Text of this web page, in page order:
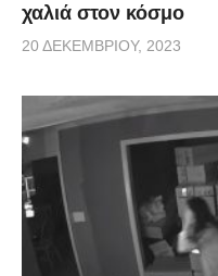
χαλιά στον κόσμο
20 ΔΕΚΕΜΒΡΊΟΥ, 2023